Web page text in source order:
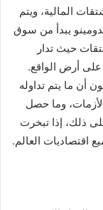
المالية، ويتم
يبدأ من سوق
حيث تدار
على أرض الواقع.
أن ما يتم تداوله
وما حصل
٢٠٠٨ أكبر دليل على ذلك، إذا تبخرت
اقتصاديات العالم.